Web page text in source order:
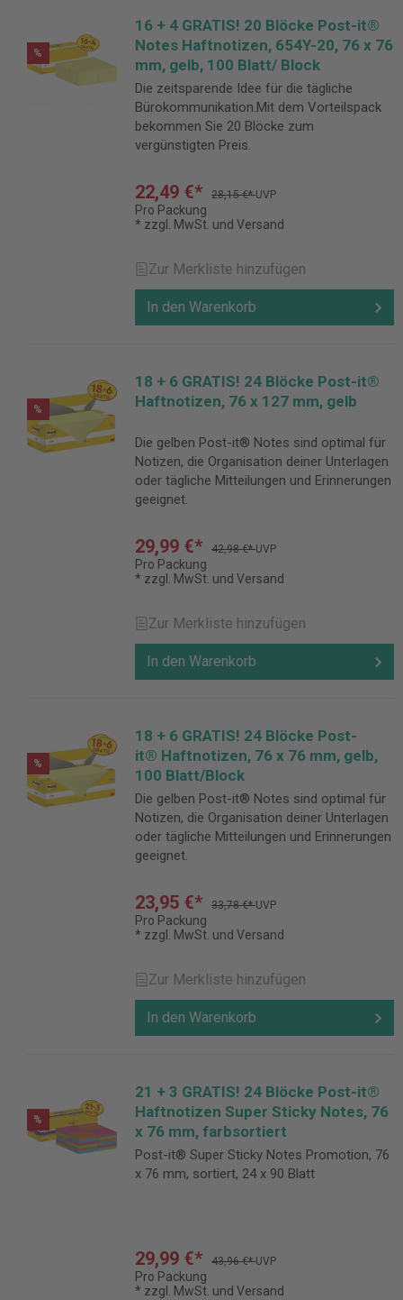
%
16 + 4 GRATIS! 20 Blöcke Post-it®
Notes Haftnotizen, 654Y-20, 76 x 76
mm, gelb, 100 Blatt/ Block
Die zeitsparende Idee für die tägliche
Bürokommunikation.Mit dem Vorteilspack
bekommen Sie 20 Blöcke zum
vergünstigten Preis.
22,49 €* 28,15 €*UVP
Pro Packung
* zzgl. MwSt. und Versand
Zur Merkliste hinzufügen
In den Warenkorb
%
18 + 6 GRATIS! 24 Blöcke Post-it®
Haftnotizen, 76 x 127 mm, gelb
Die gelben Post-it® Notes sind optimal für
Notizen, die Organisation deiner Unterlagen
oder tägliche Mitteilungen und Erinnerungen
geeignet.
29,99 €* 42,98 €*UVP
Pro Packung
* zzgl. MwSt. und Versand
Zur Merkliste hinzufügen
In den Warenkorb
%
18 + 6 GRATIS! 24 Blöcke Post-
it® Haftnotizen, 76 x 76 mm, gelb,
100 Blatt/Block
​​​​​​​Die gelben Post-it® Notes sind optimal für
Notizen, die Organisation deiner Unterlagen
oder tägliche Mitteilungen und Erinnerungen
geeignet.
23,95 €* 33,78 €*UVP
Pro Packung
* zzgl. MwSt. und Versand
Zur Merkliste hinzufügen
In den Warenkorb
%
21 + 3 GRATIS! 24 Blöcke Post-it®
Haftnotizen Super Sticky Notes, 76
x 76 mm, farbsortiert
Post-it® Super Sticky Notes Promotion, 76
x 76 mm, sortiert, 24 x 90 Blatt
29,99 €* 43,96 €*UVP
Pro Packung
* zzgl. MwSt. und Versand